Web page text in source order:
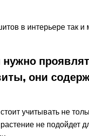
в интерьере так и
они
учитывать не
не подойдет